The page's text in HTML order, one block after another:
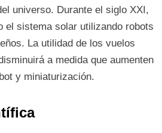
universo. Durante el siglo XXI,
el sistema solar utilizando robots
La utilidad de los vuelos
a medida que aumenten
y miniaturización.